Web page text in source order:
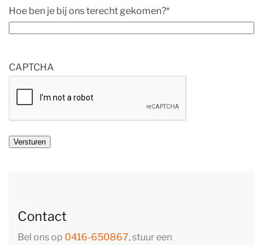
Hoe ben je bij ons terecht gekomen?*
CAPTCHA
Contact
Bel ons op 0416-650867, stuur een